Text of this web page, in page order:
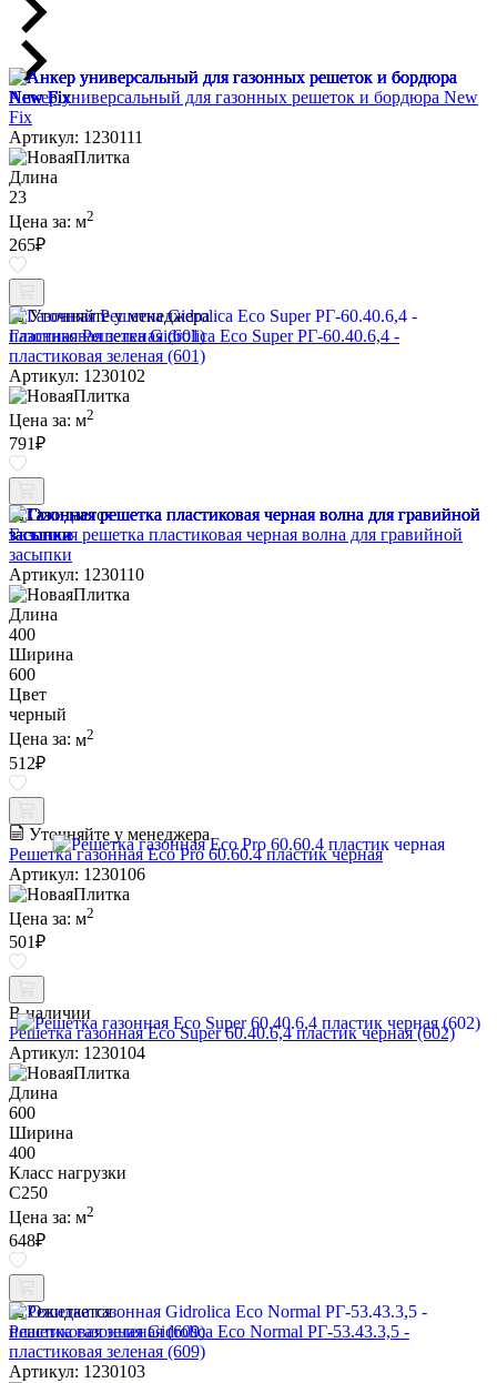
Анкер универсальный для газонных решеток и бордюра New
Fix
Артикул: 1230111
Длина
23
Цена за: м2
265₽
Уточняйте у менеджера
Газонная Решетка Gidrolica Eco Super РГ-60.40.6,4 -
пластиковая зеленая (601)
Артикул: 1230102
Цена за: м2
791₽
Ожидается
Газонная решетка пластиковая черная волна для гравийной
засыпки
Артикул: 1230110
Длина
400
Ширина
600
Цвет
черный
Цена за: м2
512₽
Уточняйте у менеджера
Решетка газонная Eco Pro 60.60.4 пластик черная
Артикул: 1230106
Цена за: м2
501₽
В наличии
Решетка газонная Eco Super 60.40.6,4 пластик черная (602)
Артикул: 1230104
Длина
600
Ширина
400
Класс нагрузки
C250
Цена за: м2
648₽
Ожидается
Решетка газонная Gidrolica Eco Normal РГ-53.43.3,5 -
пластиковая зеленая (609)
Артикул: 1230103